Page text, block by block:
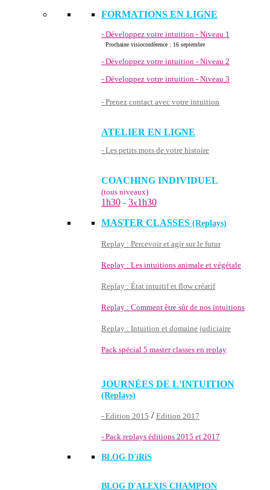
FORMATIONS EN LIGNE
- Développez votre intuition - Niveau 1
Prochaine visioconférence : 16 septembre
- Développez votre intuition - Niveau 2
- Développez votre intuition - Niveau 3
- Prenez contact avec votre intuition
ATELIER EN LIGNE
- Les petits mots de votre histoire
COACHING INDIVIDUEL
(tous niveaux)
1h30 - 3x1h30
MASTER CLASSES (Replays)
Replay : Percevoir et agir sur le futur
Replay : Les intuitions animale et végétale
Replay : État intuitif et flow créatif
Replay : Comment être sûr de nos intuitions
Replay : Intuition et domaine judiciaire
Pack spécial 5 master classes en replay
JOURNÉES DE L'INTUITION
(Replays)
- Edition 2015 / Edition 2017
- Pack replays éditions 2015 et 2017
BLOG D'iRiS
BLOG D'ALEXIS CHAMPION